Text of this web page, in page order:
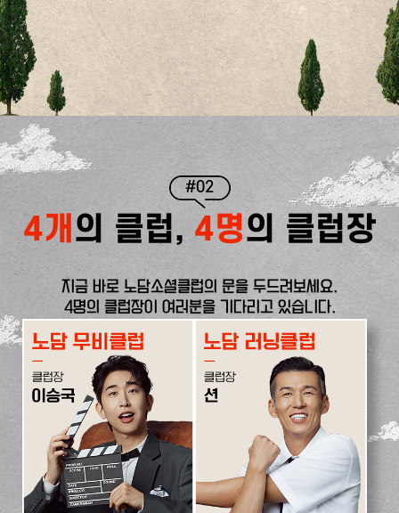
#02
4개 의 클럽, 4명의 클럽장
지금 바로 노담소셜클럽의 문을 두드려보세요.
4명의 클럽장이 여러분을 기다리고 있습니다.